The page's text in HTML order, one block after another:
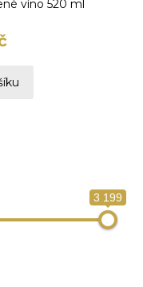
víno 520 ml
3 199